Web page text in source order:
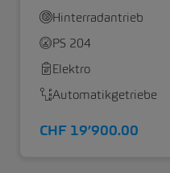
Hinterradantrieb
PS 204
Elektro
Automatikgetriebe
CHF 19’900.00